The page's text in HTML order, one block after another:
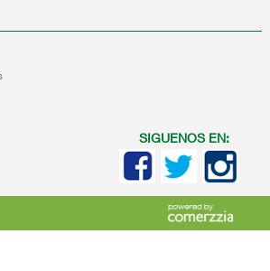
SIGUENOS EN: